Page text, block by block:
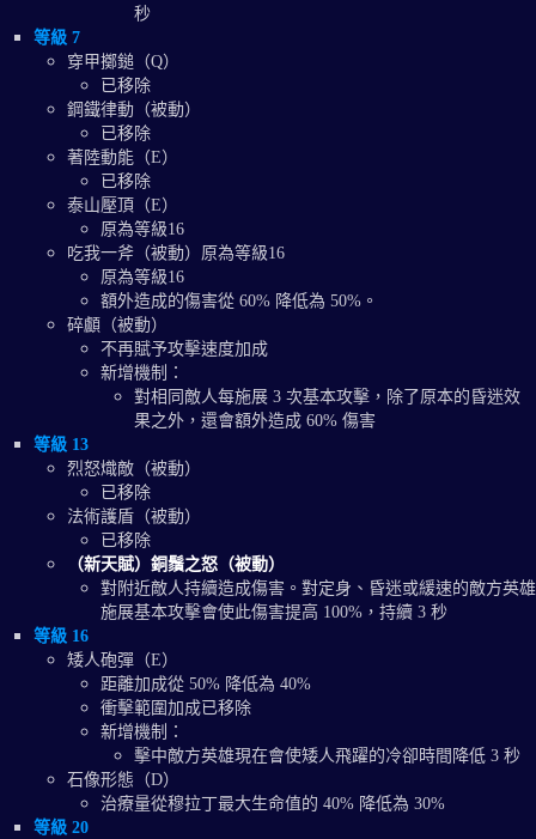
秒
等級 7
穿甲擲鎚（Q）
已移除
鋼鐵律動（被動）
已移除
著陸動能（E）
已移除
泰山壓頂（E）
原為等級16
吃我一斧（被動）原為等級16
原為等級16
額外造成的傷害從 60% 降低為 50%。
碎顱（被動）
不再賦予攻擊速度加成
新增機制：
對相同敵人每施展 3 次基本攻擊，除了原本的昏迷效
果之外，還會額外造成 60% 傷害
等級 13
烈怒熾敵（被動）
已移除
法術護盾（被動）
已移除
（新天賦）銅鬚之怒（被動）
對附近敵人持續造成傷害。對定身、昏迷或緩速的敵方英雄
施展基本攻擊會使此傷害提高 100%，持續 3 秒
等級 16
矮人砲彈（E）
距離加成從 50% 降低為 40%
衝擊範圍加成已移除
新增機制：
擊中敵方英雄現在會使矮人飛躍的冷卻時間降低 3 秒
石像形態（D）
治療量從穆拉丁最大生命值的 40% 降低為 30%
等級 20